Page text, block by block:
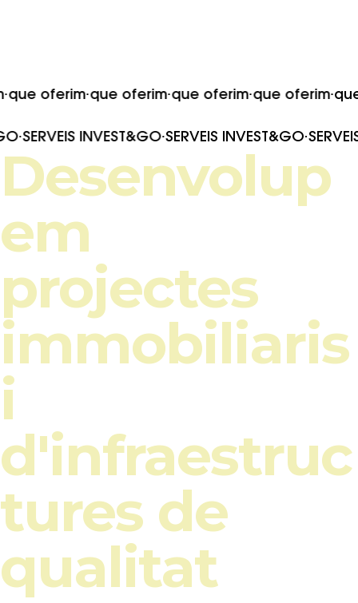
·que oferim·que oferim·que oferim·que oferim·
·SERVEIS INVEST&GO·SERVEIS INVEST&GO·
Desenvolup
em
projectes
immobiliaris
i
d'infraestruc
tures de
qualitat